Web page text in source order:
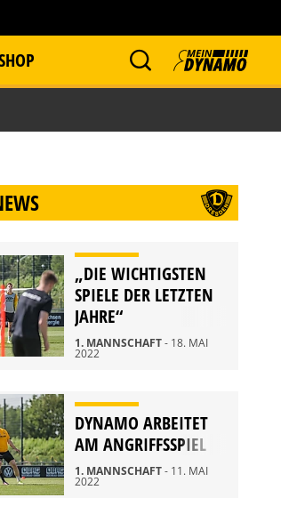
„DIE WICHTIGSTEN
SPIELE DER LETZTEN
JAHRE“
1. MANNSCHAFT- 18. MAI
2022
DYNAMO ARBEITET
AM ANGRIFFSSPIEL
1. MANNSCHAFT- 11. MAI
2022